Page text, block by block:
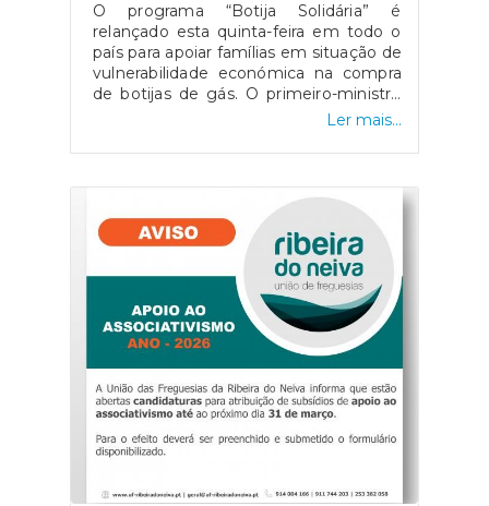
O programa “Botija Solidária” é
relançado esta quinta-feira em todo o
país para apoiar famílias em situação de
vulnerabilidade económica na compra
de botijas de gás. O primeiro-ministro
Luís Montenegro anunciou o aumento
durante os próximos três meses,
da guerra no Médio Oriente.
Ler mais...